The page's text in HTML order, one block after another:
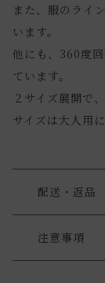
また、服のライ
います。
他にも、360度
ています。
２サイズ展開で
サイズは大人用
配送・返品
送料について
注意事項